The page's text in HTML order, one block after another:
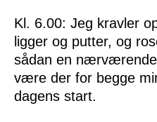
Kl. 6.00: Jeg kravler
ligger og putter, og
sådan en
være der for begge
dagens start.